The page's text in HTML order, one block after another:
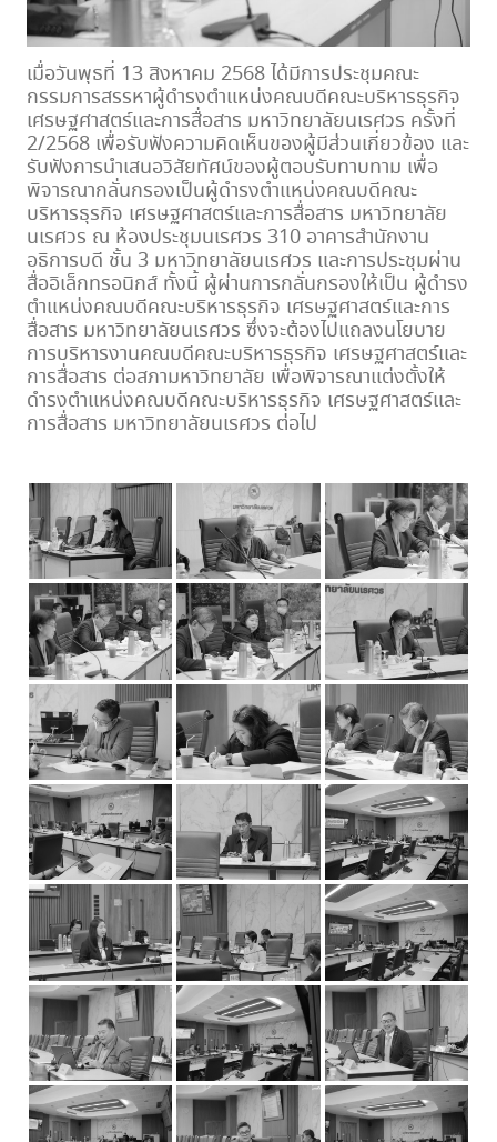
เมื่อวันพุธที่ 13 สิงหาคม 2568 ได้มีการประชุมคณะ
กรรมการสรรหาผู้ดำรงตำแหน่งคณบดีคณะบริหารธุรกิจ
เศรษฐศาสตร์และการสื่อสาร มหาวิทยาลัยนเรศวร ครั้งที่
2/2568 เพื่อรับฟังความคิดเห็นของผู้มีส่วนเกี่ยวข้อง และ
รับฟังการนำเสนอวิสัยทัศน์ของผู้ตอบรับทาบทาม เพื่อ
พิจารณากลั่นกรองเป็นผู้ดำรงตำแหน่งคณบดีคณะ
บริหารธุรกิจ เศรษฐศาสตร์และการสื่อสาร มหาวิทยาลัย
นเรศวร ณ ห้องประชุมนเรศวร 310 อาคารสำนักงาน
อธิการบดี ชั้น 3 มหาวิทยาลัยนเรศวร และการประชุมผ่าน
สื่ออิเล็กทรอนิกส์ ทั้งนี้ ผู้ผ่านการกลั่นกรองให้เป็น ผู้ดำรง
ตำแหน่งคณบดีคณะบริหารธุรกิจ เศรษฐศาสตร์และการ
สื่อสาร มหาวิทยาลัยนเรศวร ซึ่งจะต้องไปแถลงนโยบาย
การบริหารงานคณบดีคณะบริหารธุรกิจ เศรษฐศาสตร์และ
การสื่อสาร ต่อสภามหาวิทยาลัย เพื่อพิจารณาแต่งตั้งให้
ดำรงตำแหน่งคณบดีคณะบริหารธุรกิจ เศรษฐศาสตร์และ
การสื่อสาร มหาวิทยาลัยนเรศวร ต่อไป